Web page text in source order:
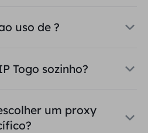
uso de ?
Togo sozinho?
um proxy